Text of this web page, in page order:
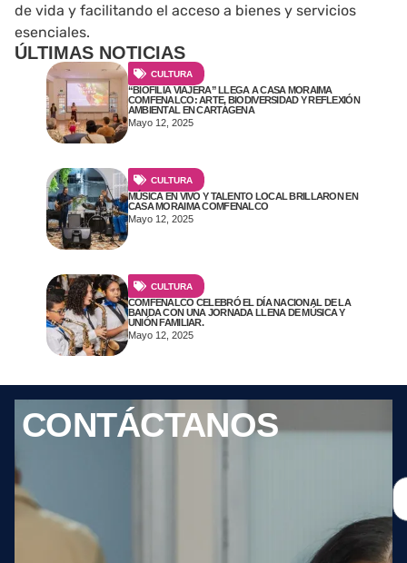
de vida y facilitando el acceso a bienes y servicios
esenciales.
ÚLTIMAS NOTICIAS​
CULTURA
“BIOFILIA VIAJERA” LLEGA A CASA MORAIMA
COMFENALCO: ARTE, BIODIVERSIDAD Y REFLEXIÓN
AMBIENTAL EN CARTAGENA
Mayo 12, 2025
CULTURA
MÚSICA EN VIVO Y TALENTO LOCAL BRILLARON EN
CASA MORAIMA COMFENALCO
Mayo 12, 2025
CULTURA
COMFENALCO CELEBRÓ EL DÍA NACIONAL DE LA
BANDA CON UNA JORNADA LLENA DE MÚSICA Y
UNIÓN FAMILIAR.
Mayo 12, 2025
CONTÁCTANOS